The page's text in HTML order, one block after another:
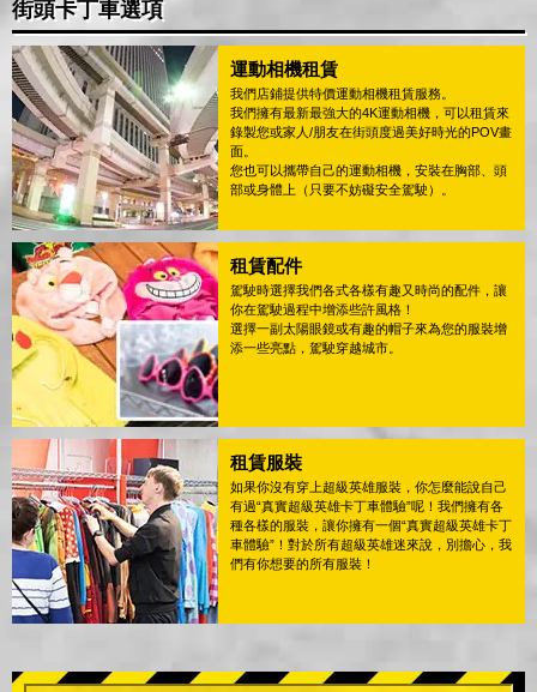
街頭卡丁車選項
運動相機租賃
我們店鋪提供特價運動相機租賃服務。
我們擁有最新最強大的4K運動相機，可以租賃來
錄製您或家人/朋友在街頭度過美好時光的POV畫
面。
您也可以攜帶自己的運動相機，安裝在胸部、頭
部或身體上（只要不妨礙安全駕駛）。
租賃配件
駕駛時選擇我們各式各樣有趣又時尚的配件，讓
你在駕駛過程中增添些許風格！
選擇一副太陽眼鏡或有趣的帽子來為您的服裝增
添一些亮點，駕駛穿越城市。
租賃服裝
如果你沒有穿上超級英雄服裝，你怎麼能說自己
有過“真實超級英雄卡丁車體驗”呢！我們擁有各
種各樣的服裝，讓你擁有一個“真實超級英雄卡丁
車體驗”！對於所有超級英雄迷來說，別擔心，我
們有你想要的所有服裝！